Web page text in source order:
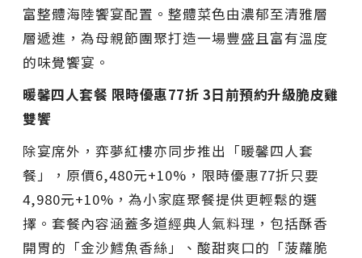
富整體海陸饗宴配置。整體菜色由濃郁至清雅層
層遞進，為母親節團聚打造一場豐盛且富有溫度
的味覺饗宴。
暖馨四人套餐 限時優惠77折 3日前預約升級脆皮雞
雙饗
除宴席外，弈夢紅樓亦同步推出「暖馨四人套
餐」，原價6,480元+10%，限時優惠77折只要
4,980元+10%，為小家庭聚餐提供更輕鬆的選
擇。套餐內容涵蓋多道經典人氣料理，包括酥香
開胃的「金沙鱈魚香絲」、酸甜爽口的「菠蘿脆